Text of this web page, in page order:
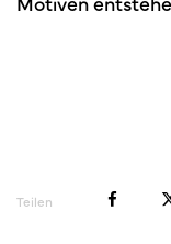
Teilen